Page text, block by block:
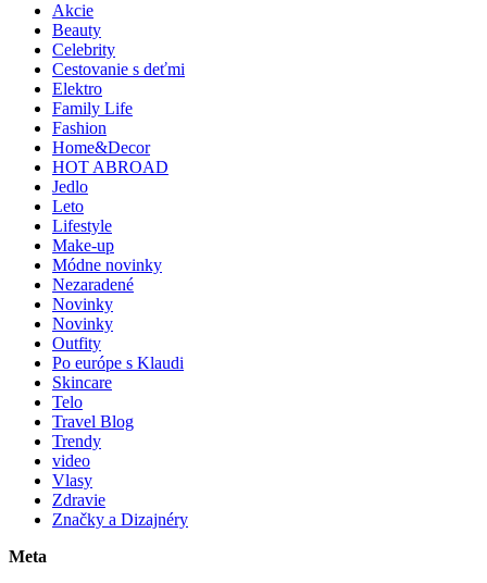
Akcie
Beauty
Celebrity
Cestovanie s deťmi
Elektro
Family Life
Fashion
Home&Decor
HOT ABROAD
Jedlo
Leto
Lifestyle
Make-up
Módne novinky
Nezaradené
Novinky
Novinky
Outfity
Po európe s Klaudi
Skincare
Telo
Travel Blog
Trendy
video
Vlasy
Zdravie
Značky a Dizajnéry
Meta